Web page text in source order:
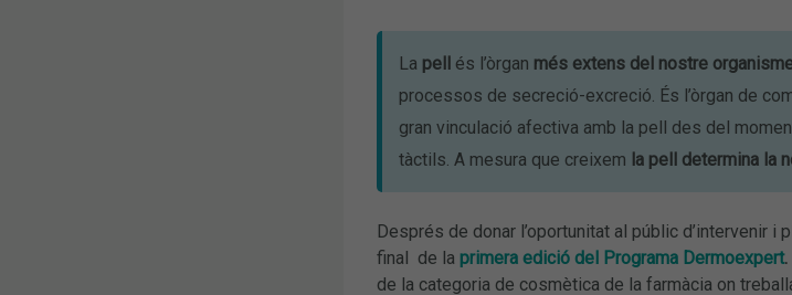
La pell és l’òrgan més extens del nostre
processos de secreció-excreció. És l’òrgan de
gran vinculació afectiva amb la pell des del
tàctils. A mesura que creixem la pell determina la
Després de donar l’oportunitat al públic d’intervenir
final de la primera edició del Programa Dermoexpert.
de la categoria de cosmètica de la farmàcia on